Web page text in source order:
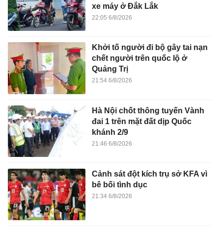
xe máy ở Đắk Lắk
22:05 6/8/2026
Khởi tố người đi bộ gây tai nạn
chết người trên quốc lộ ở
Quảng Trị
21:54 6/8/2026
Hà Nội chốt thông tuyến Vành
đai 1 trên mặt đất dịp Quốc
khánh 2/9
21:46 6/8/2026
Cảnh sát đột kích trụ sở KFA vì
bê bối tình dục
21:34 6/8/2026